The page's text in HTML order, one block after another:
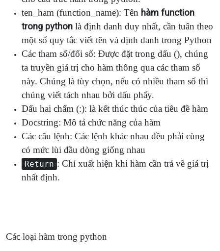
ten_ham (function_name): Tên hàm function
trong python là định danh duy nhất, cần tuân theo
một số quy tắc viết tên và định danh trong Python
Các tham số/đối số: Được đặt trong dấu (), chúng
ta truyền giá trị cho hàm thông qua các tham số
này. Chúng là tùy chọn, nếu có nhiều tham số thì
chúng viết tách nhau bởi dấu phẩy.
Dấu hai chấm (:): là kết thúc thúc của tiêu đề hàm
Docstring: Mô tả chức năng của hàm
Các câu lệnh: Các lệnh khác nhau đều phải cùng
có mức lùi đầu dòng giống nhau
Return : Chỉ xuất hiện khi hàm cần trả về giá trị
nhất định.
Các loại hàm trong python